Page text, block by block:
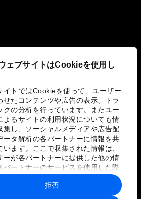
ェブサイトはCookieを使用し
イトではCookieを使って、ユーザー
せたコンテンツや広告の表示、トラ
クの分析を行っています。またユー
よるサイトの利用状況についても情
集し、ソーシャルメディアや広告配
ータ解析の各パートナーに情報を共
います。ここで収集された情報は、
ーが各パートナーに提供した他の情
パートナーのサービスを使用した際
された情報と組み合わされ、各パー
によって使用されることがありま
拒否
取り組み
ーポリシーと利用規約